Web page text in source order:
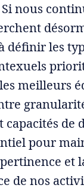
nous
définir les
meilleurs
capacités de
pour
et
de nos